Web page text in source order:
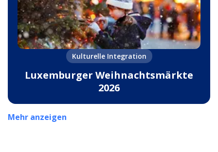
Kulturelle Integration
Luxemburger Weihnachtsmärkte
2026
Mehr anzeigen